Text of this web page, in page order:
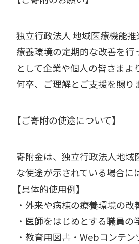
独立行政法人 地域医療機能推
療養環境の定期的な改善を行
として企業や個人の皆さまよ
何卒、ご理解とご支援を賜り
【ご寄附の使途について】
寄附金は、独立行政法人地
な使途が示されている場合に
【具体的使用例】
・外来や病棟の療養環境の
・医師をはじめとする職員
・教育用図書・Webコンテン